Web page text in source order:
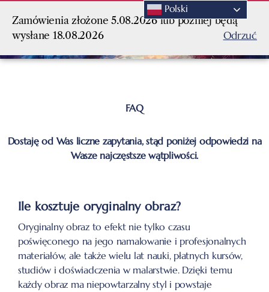
Zamówienia złożone 5.08.2026 lub później będą
wysłane 18.08.2026
Odrzuć
FAQ
Dostaję od Was liczne zapytania, stąd poniżej odpowiedzi na
Wasze najczęstsze wątpliwości.
Ile kosztuje oryginalny obraz?
Oryginalny obraz to efekt nie tylko czasu
poświęconego na jego namalowanie i profesjonalnych
materiałów, ale także wielu lat nauki, płatnych kursów,
studiów i doświadczenia w malarstwie. Dzięki temu
każdy obraz ma niepowtarzalny styl i powstaje
Polski